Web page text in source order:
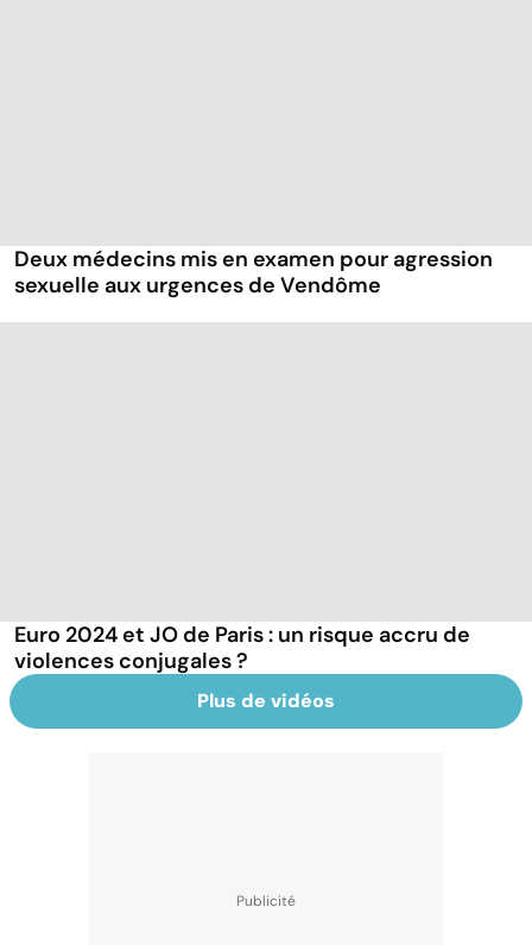
Deux médecins mis en examen pour agression
sexuelle aux urgences de Vendôme
Euro 2024 et JO de Paris : un risque accru de
violences conjugales ?
Plus de vidéos